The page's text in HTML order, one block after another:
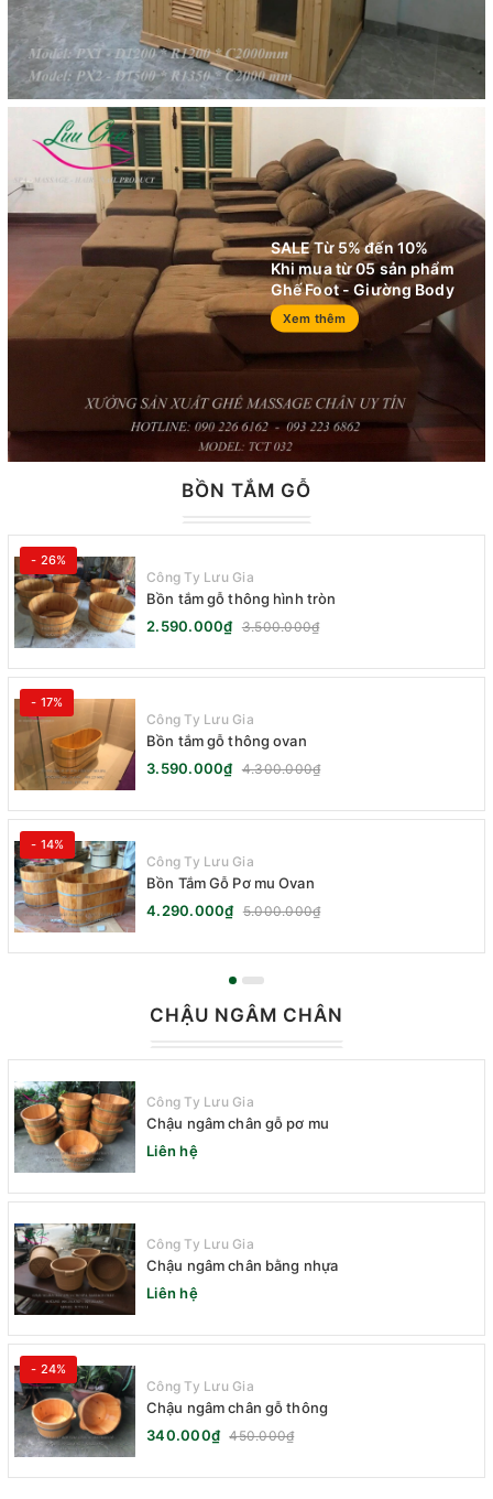
SALE Từ 5% đến 10%
Khi mua từ 05 sản phẩm
Ghế Foot - Giường Body
Xem thêm
BỒN TẮM GỖ
- 26%
Công Ty Lưu Gia
Bồn tắm gỗ thông hình tròn
2.590.000₫ 3.500.000₫
- 17%
Công Ty Lưu Gia
Bồn tắm gỗ thông ovan
3.590.000₫ 4.300.000₫
- 14%
Công Ty Lưu Gia
Bồn Tắm Gỗ Pơ mu Ovan
4.290.000₫ 5.000.000₫
CHẬU NGÂM CHÂN
Công Ty Lưu Gia
Chậu ngâm chân gỗ pơ mu
Liên hệ
Công Ty Lưu Gia
Chậu ngâm chân bằng nhựa
Liên hệ
- 24%
Công Ty Lưu Gia
Chậu ngâm chân gỗ thông
340.000₫ 450.000₫